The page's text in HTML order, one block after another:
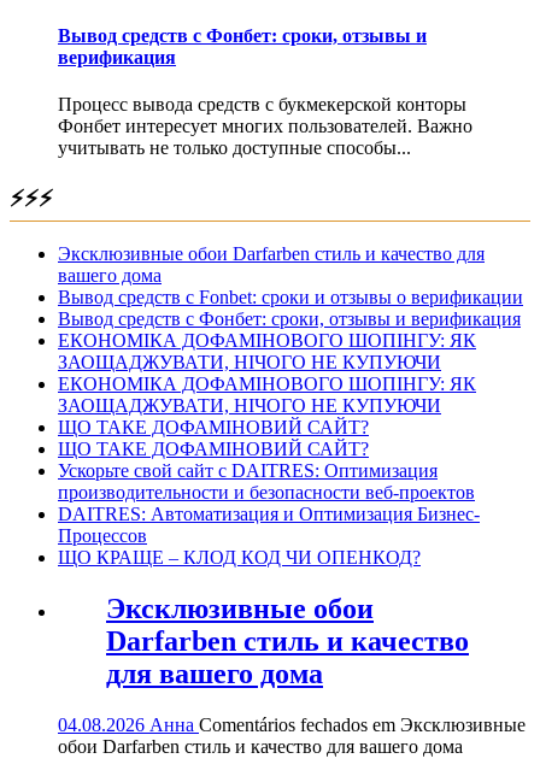
Вывод средств с Фонбет: сроки, отзывы и
верификация
Процесс вывода средств с букмекерской конторы
Фонбет интересует многих пользователей. Важно
учитывать не только доступные способы...
⚡⚡⚡
Эксклюзивные обои Darfarben стиль и качество для
вашего дома
Вывод средств с Fonbet: сроки и отзывы о верификации
Вывод средств с Фонбет: сроки, отзывы и верификация
ЕКОНОМІКА ДОФАМІНОВОГО ШОПІНГУ: ЯК
ЗАОЩАДЖУВАТИ, НІЧОГО НЕ КУПУЮЧИ
ЕКОНОМІКА ДОФАМІНОВОГО ШОПІНГУ: ЯК
ЗАОЩАДЖУВАТИ, НІЧОГО НЕ КУПУЮЧИ
ЩО ТАКЕ ДОФАМІНОВИЙ САЙТ?
ЩО ТАКЕ ДОФАМІНОВИЙ САЙТ?
Ускорьте свой сайт с DAITRES: Оптимизация
производительности и безопасности веб-проектов
DAITRES: Автоматизация и Оптимизация Бизнес-
Процессов
ЩО КРАЩЕ – КЛОД КОД ЧИ ОПЕНКОД?
Эксклюзивные обои
Darfarben стиль и качество
для вашего дома
04.08.2026 Анна Comentários fechados em Эксклюзивные
обои Darfarben стиль и качество для вашего дома